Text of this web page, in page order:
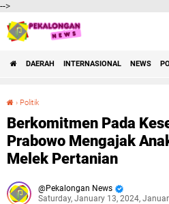
-->
DAERAH INTERNASIONAL NEWS
› Politik
Berkomitmen Pada
Prabowo Mengajak
Melek Pertanian
Pekalongan News
Saturday, January 13, 2024,